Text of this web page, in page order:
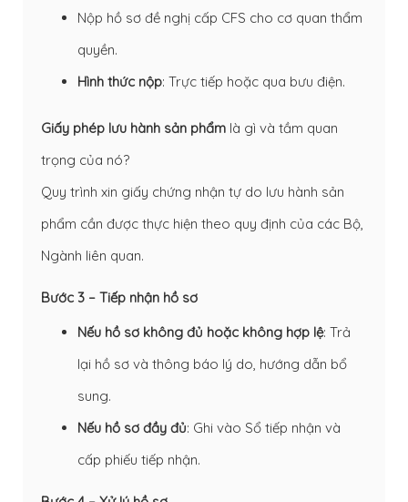
Nộp hồ sơ đề nghị cấp CFS cho cơ quan thẩm
quyền.
Hình thức nộp: Trực tiếp hoặc qua bưu điện.
Giấy phép lưu hành sản phẩm là gì và tầm quan
trọng của nó?
Quy trình xin giấy chứng nhận tự do lưu hành sản
phẩm cần được thực hiện theo quy định của các Bộ,
Ngành liên quan.
Bước 3 – Tiếp nhận hồ sơ
Nếu hồ sơ không đủ hoặc không hợp lệ: Trả
lại hồ sơ và thông báo lý do, hướng dẫn bổ
sung.
Nếu hồ sơ đầy đủ: Ghi vào Sổ tiếp nhận và
cấp phiếu tiếp nhận.